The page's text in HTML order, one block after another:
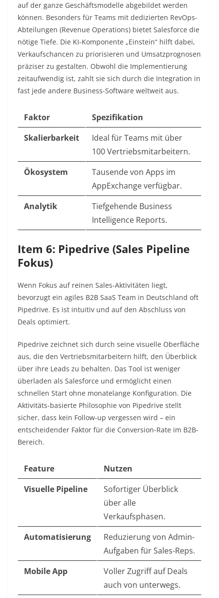
auf der ganze Geschäftsmodelle abgebildet werden
können. Besonders für Teams mit dedizierten RevOps-
Abteilungen (Revenue Operations) bietet Salesforce die
nötige Tiefe. Die KI-Komponente „Einstein“ hilft dabei,
Verkaufschancen zu priorisieren und Umsatzprognosen
präziser zu gestalten. Obwohl die Implementierung
zeitaufwendig ist, zahlt sie sich durch die Integration in
fast jede andere Business-Software weltweit aus.
Faktor
Spezifikation
Skalierbarkeit
Ideal für Teams mit über
100 Vertriebsmitarbeitern.
Ökosystem
Tausende von Apps im
AppExchange verfügbar.
Analytik
Tiefgehende Business
Intelligence Reports.
Item 6: Pipedrive (Sales Pipeline
Fokus)
Wenn Fokus auf reinen Sales-Aktivitäten liegt,
bevorzugt ein agiles B2B SaaS Team in Deutschland oft
Pipedrive. Es ist intuitiv und auf den Abschluss von
Deals optimiert.
Pipedrive zeichnet sich durch seine visuelle Oberfläche
aus, die den Vertriebsmitarbeitern hilft, den Überblick
über ihre Leads zu behalten. Das Tool ist weniger
überladen als Salesforce und ermöglicht einen
schnellen Start ohne monatelange Konfiguration. Die
Aktivitäts-basierte Philosophie von Pipedrive stellt
sicher, dass kein Follow-up vergessen wird – ein
entscheidender Faktor für die Conversion-Rate im B2B-
Bereich.
Feature
Nutzen
Visuelle Pipeline
Sofortiger Überblick
über alle
Verkaufsphasen.
Automatisierung
Reduzierung von Admin-
Aufgaben für Sales-Reps.
Mobile App
Voller Zugriff auf Deals
auch von unterwegs.